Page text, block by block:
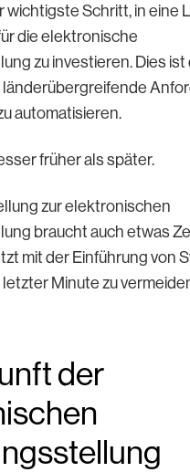
wichtigste Schritt, in eine
die elektronische
zu investieren. Dies ist
länderübergreifende
automatisieren.
früher als später.
zur elektronischen
braucht auch etwas
mit der Einführung von
Minute zu
der